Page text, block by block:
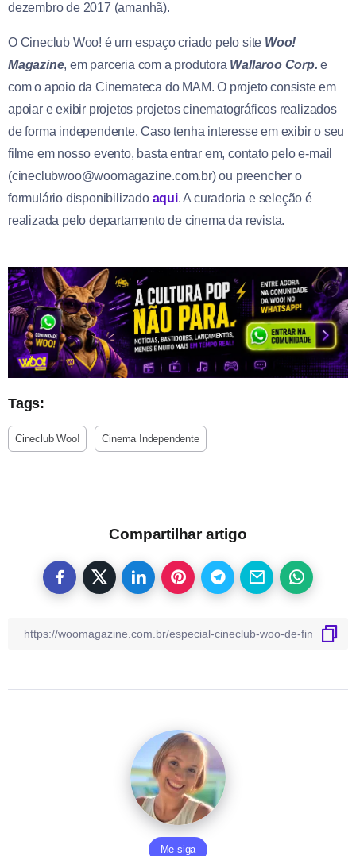
dezembro de 2017 (amanhã).
O Cineclub Woo! é um espaço criado pelo site Woo!
Magazine, em parceria com a produtora Wallaroo Corp. e
com o apoio da Cinemateca do MAM. O projeto consiste em
apoiar e exibir projetos projetos cinematográficos realizados
de forma independente. Caso tenha interesse em exibir o seu
filme em nosso evento, basta entrar em, contato pelo e-mail
(cineclubwoo@woomagazine.com.br) ou preencher o
formulário disponibilizado aqui. A curadoria e seleção é
realizada pelo departamento de cinema da revista.
Tags:
Cineclub Woo! Cinema Independente
Compartilhar artigo
Me siga